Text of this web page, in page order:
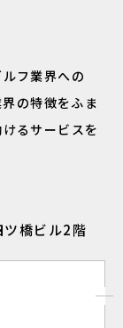
フ業界への
の特徴をふま
るサービスを
橋ビル2階